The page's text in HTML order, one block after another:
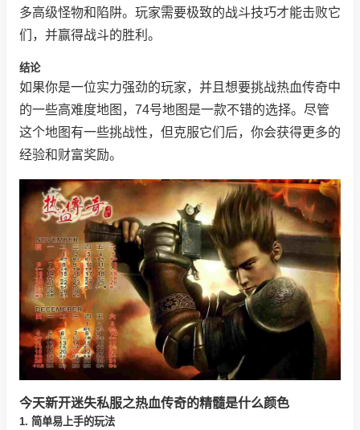
多高级怪物和陷阱。玩家需要极致的战斗技巧才能击败它
们，并赢得战斗的胜利。
结论
如果你是一位实力强劲的玩家，并且想要挑战热血传奇中
的一些高难度地图，74号地图是一款不错的选择。尽管
这个地图有一些挑战性，但克服它们后，你会获得更多的
经验和财富奖励。
今天新开迷失私服之热血传奇的精髓是什么颜色
1. 简单易上手的玩法